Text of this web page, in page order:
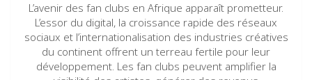
L’avenir des fan clubs en Afrique apparaît prometteur.
L’essor du digital, la croissance rapide des réseaux
sociaux et l’internationalisation des industries créatives
du continent offrent un terreau fertile pour leur
développement. Les fan clubs peuvent amplifier la